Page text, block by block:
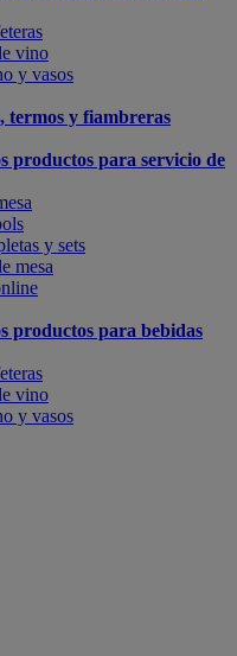
vino
y vasos
termos y fiambreras
productos para servicio de
y sets
mesa
productos para bebidas
vino
y vasos